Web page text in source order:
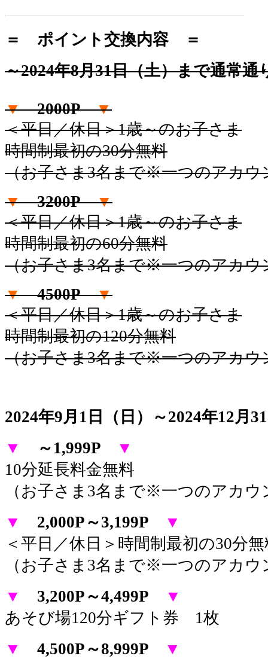
＝ ポイント交換内容 ＝
～2024年8月31日（土）まで通常通
▼2000P▼
＜平日／休日＞1歳～のお子さま
時間制最初の30分無料
（お子さま3名まで※一つのアカウ
▼3200P▼
＜平日／休日＞1歳～のお子さま
時間制最初の60分無料
（お子さま3名まで※一つのアカウ
▼4500P▼
＜平日／休日＞1歳～のお子さま
時間制最初の120分無料
（お子さま3名まで※一つのアカウ
2024年9月1日（日）～2024年12月
▼
～1,999P
▼
10分延長料金無料
（お子さま3名まで※一つのアカ
▼
2,000P～3,199P
▼
＜平日／休日＞ 時間制最初の30分無
（お子さま3名まで※一つのアカ
▼ 3,200P～4,499P
▼
あそび場120分ギフト券 1枚
▼
4,500P～8,999P
▼